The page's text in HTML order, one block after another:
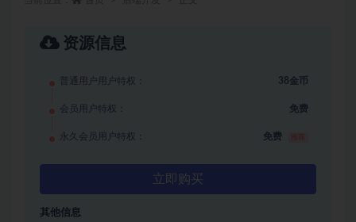
资源信息
普通用户用户特权： 38金币
会员用户特权： 免费
永久会员用户特权： 免费
立即购买
其他信息